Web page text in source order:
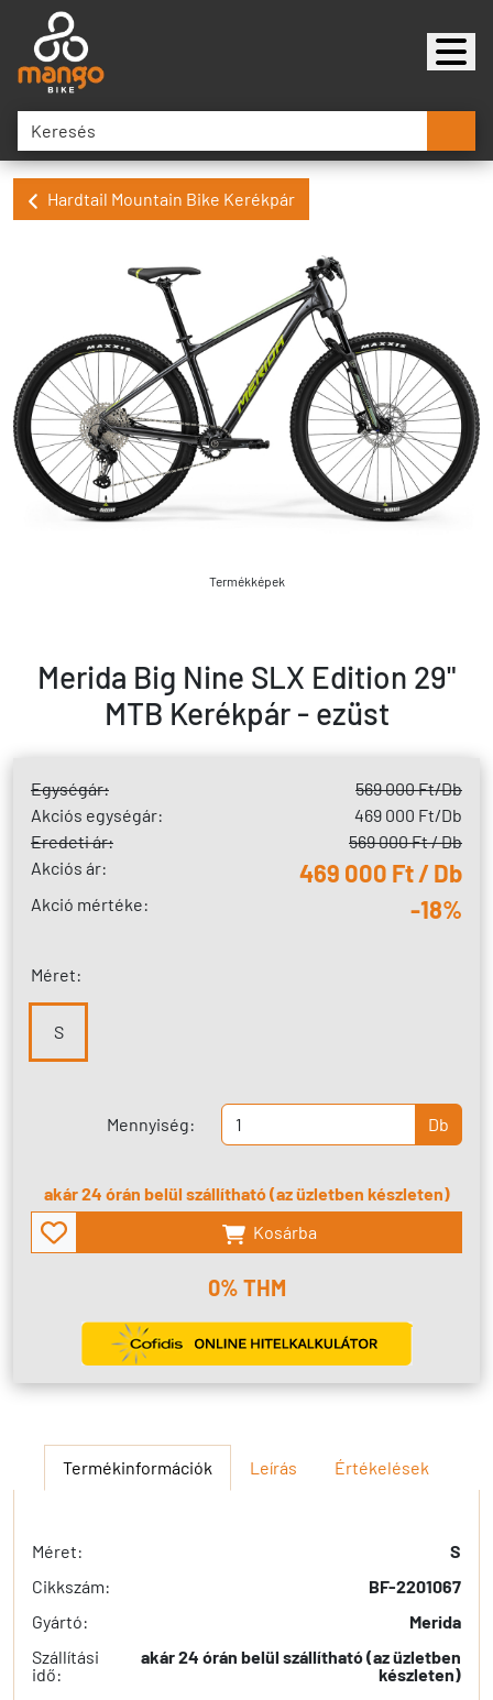
Hardtail Mountain Bike Kerékpár
Termékképek
Merida Big Nine SLX Edition 29"
MTB Kerékpár - ezüst
Egységár: 569 000 Ft/Db
Akciós egységár:
469 000 Ft/Db
Eredeti ár:
569 000 Ft / Db
Akciós ár:
469 000 Ft / Db
Akció mértéke: -18%
Méret:
S
Mennyiség: Db
akár 24 órán belül szállítható (az üzletben készleten)
Kosárba
0% THM
Termékinformációk Leírás Értékelések
Méret:
S
Cikkszám:
BF-2201067
Gyártó:
Merida
Szállítási
idő:
akár 24 órán belül szállítható (az üzletben
készleten)